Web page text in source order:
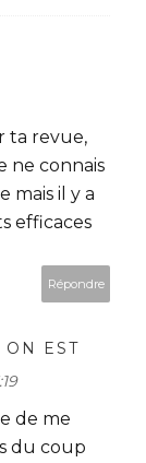
ta revue,
ne connais
mais il y a
efficaces
Répondre
EST
de me
du coup